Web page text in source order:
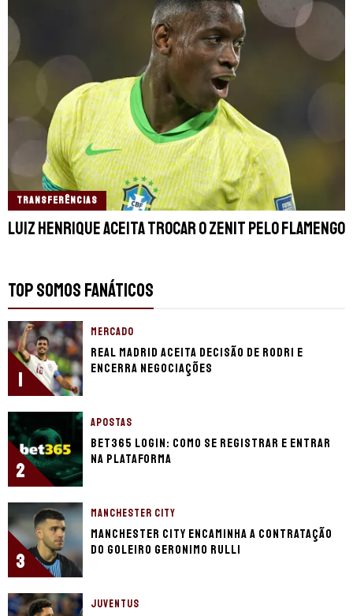
TRANSFERÊNCIAS
Luiz Henrique aceita trocar o Zenit pelo Flamengo
TOP SOMOS FANÁTICOS
1
MERCADO
Real Madrid aceita decisão de Rodri e
encerra negociações
2
APOSTAS
bet365 login: como se registrar e entrar
na plataforma
3
MANCHESTER CITY
Manchester City encaminha a contratação
do goleiro Geronimo Rulli
JUVENTUS